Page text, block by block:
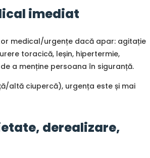
imediat
medical/urgențe dacă apar: agitație
toracică, leșin, hipertermie,
a menține persoana în siguranță.
altă ciupercă), urgența este și mai
derealizare,